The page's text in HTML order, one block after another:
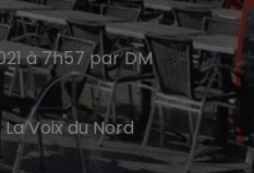
à 7h57 par DM
La Voix du Nord